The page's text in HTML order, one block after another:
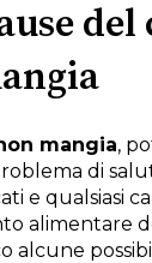
mangia,
di
e qualsiasi
alimentare
alcune